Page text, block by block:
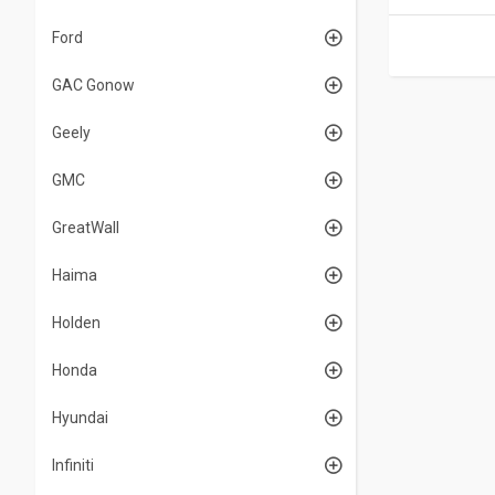
Ford
GAC Gonow
Geely
GMC
GreatWall
Haima
Holden
Honda
Hyundai
Infiniti